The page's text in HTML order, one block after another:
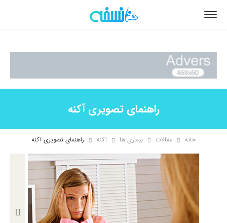
راهنمای تصویری آکنه
خانه مقالات بیماری ها آکنه راهنمای تصویری آکنه